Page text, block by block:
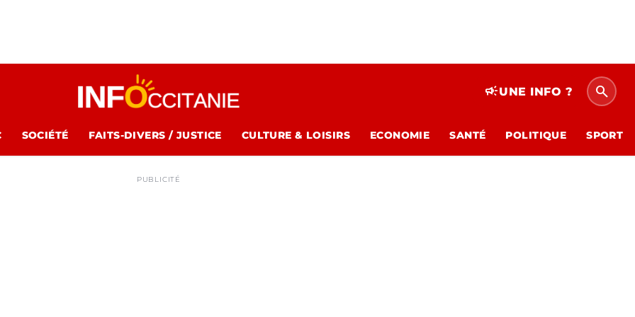
campaignUNE INFO ? search
SOCIÉTÉ FAITS-DIVERS / JUSTICE CULTURE & LOISIRS ECONOMIE SANTÉ POLITIQUE SPORT
PUBLICITÉ